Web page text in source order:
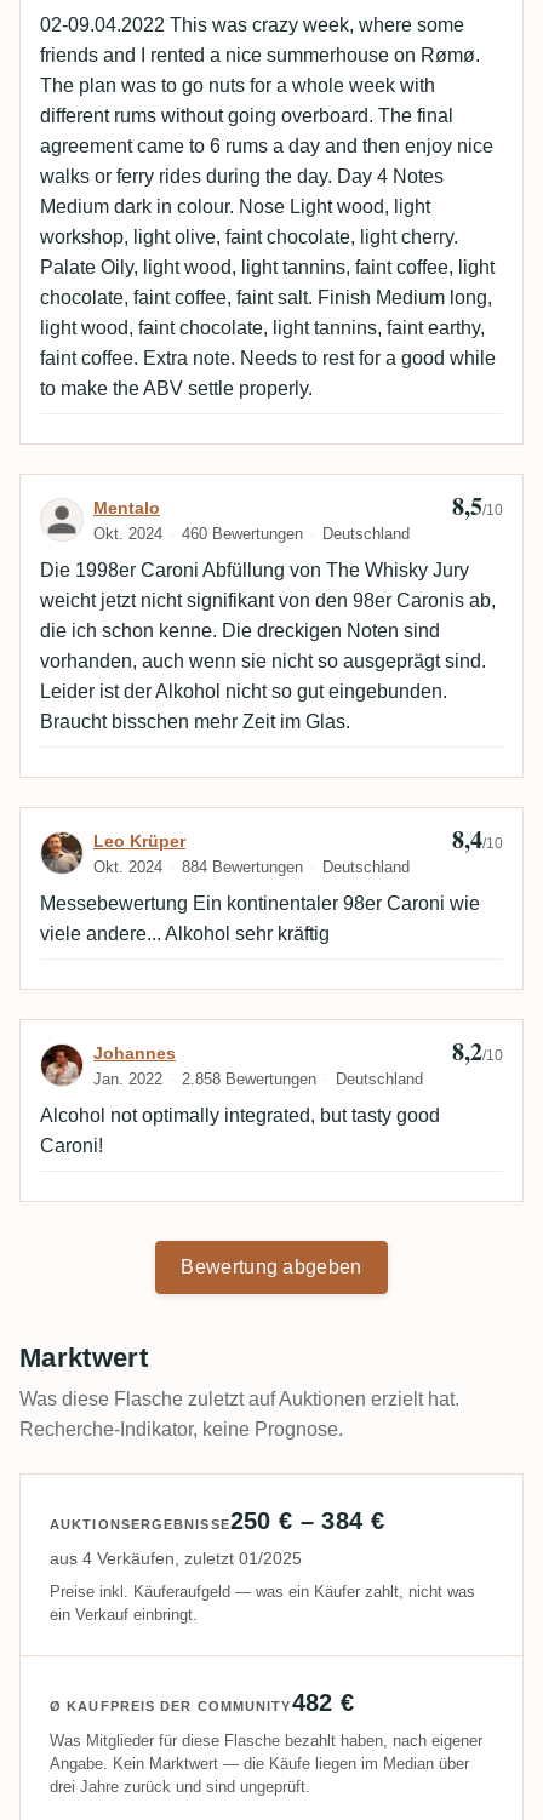
02-09.04.2022 This was crazy week, where some
friends and I rented a nice summerhouse on Rømø.
The plan was to go nuts for a whole week with
different rums without going overboard. The final
agreement came to 6 rums a day and then enjoy nice
walks or ferry rides during the day. Day 4 Notes
Medium dark in colour. Nose Light wood, light
workshop, light olive, faint chocolate, light cherry.
Palate Oily, light wood, light tannins, faint coffee, light
chocolate, faint coffee, faint salt. Finish Medium long,
light wood, faint chocolate, light tannins, faint earthy,
faint coffee. Extra note. Needs to rest for a good while
to make the ABV settle properly.
Bewertung von Mentalo
Mentalo
Okt. 2024 460 Bewertungen Deutschland
8,5/10
Die 1998er Caroni Abfüllung von The Whisky Jury
weicht jetzt nicht signifikant von den 98er Caronis ab,
die ich schon kenne. Die dreckigen Noten sind
vorhanden, auch wenn sie nicht so ausgeprägt sind.
Leider ist der Alkohol nicht so gut eingebunden.
Braucht bisschen mehr Zeit im Glas.
Bewertung von Leo Krüper
Leo Krüper
Okt. 2024 884 Bewertungen Deutschland
8,4/10
Messebewertung Ein kontinentaler 98er Caroni wie
viele andere... Alkohol sehr kräftig
Bewertung von Johannes
Johannes
Jan. 2022 2.858 Bewertungen Deutschland
8,2/10
Alcohol not optimally integrated, but tasty good
Caroni!
Bewertung abgeben
Marktwert
Was diese Flasche zuletzt auf Auktionen erzielt hat.
Recherche-Indikator, keine Prognose.
AUKTIONSERGEBNISSE250 € – 384 €
aus 4 Verkäufen, zuletzt 01/2025
Preise inkl. Käuferaufgeld — was ein Käufer zahlt, nicht was
ein Verkauf einbringt.
Ø KAUFPREIS DER COMMUNITY482 €
Was Mitglieder für diese Flasche bezahlt haben, nach eigener
Angabe. Kein Marktwert — die Käufe liegen im Median über
drei Jahre zurück und sind ungeprüft.